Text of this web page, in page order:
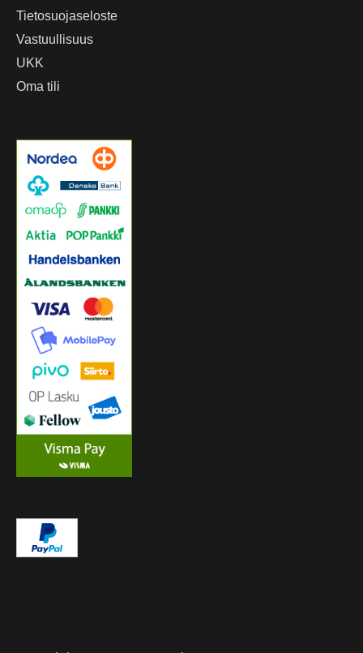
Tietosuojaseloste
Vastuullisuus
UKK
Oma tili